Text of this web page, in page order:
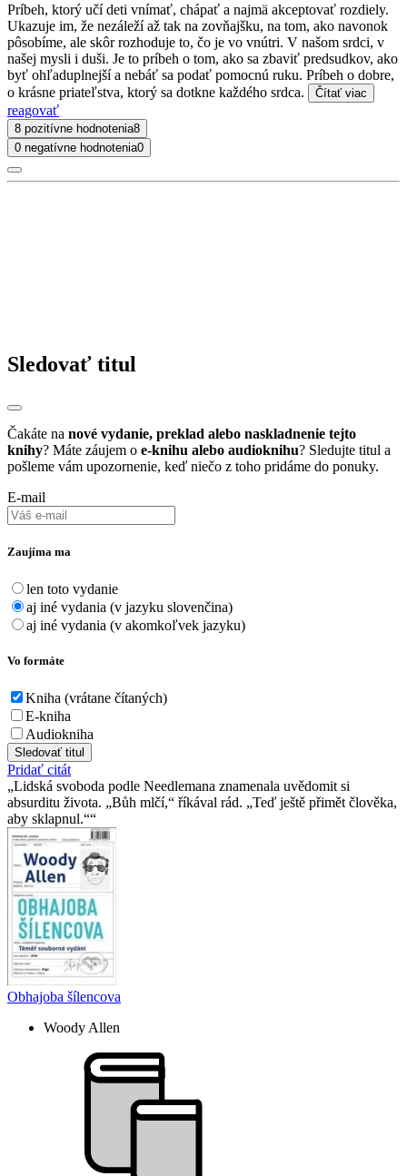
Príbeh, ktorý učí deti vnímať, chápať a najmä akceptovať rozdiely.
Ukazuje im, že nezáleží až tak na zovňajšku, na tom, ako navonok
pôsobíme, ale skôr rozhoduje to, čo je vo vnútri. V našom srdci, v
našej mysli i duši. Je to príbeh o tom, ako sa zbaviť predsudkov, ako
byť ohľaduplnejší a nebáť sa podať pomocnú ruku. Príbeh o dobre,
o krásne priateľstva, ktorý sa dotkne každého srdca.
Čítať viac
reagovať
8 pozitívne hodnotenia8
0 negatívne hodnotenia0
Sledovať titul
Čakáte na nové vydanie, preklad alebo naskladnenie tejto
knihy? Máte záujem o e-knihu alebo audioknihu? Sledujte titul a
pošleme vám upozornenie, keď niečo z toho pridáme do ponuky.
E-mail
Zaujíma ma
len toto vydanie
aj iné vydania (v jazyku slovenčina)
aj iné vydania (v akomkoľvek jazyku)
Vo formáte
Kniha (vrátane čítaných)
E-kniha
Audiokniha
Sledovať titul
Pridať citát
Lidská svoboda podle Needlemana znamenala uvědomit si
absurditu života. „Bůh mlčí,“ říkával rád. „Teď ještě přimět člověka,
aby sklapnul.“
Obhajoba šílencova
Woody Allen